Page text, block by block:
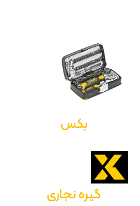
بکس
گیره نجاری